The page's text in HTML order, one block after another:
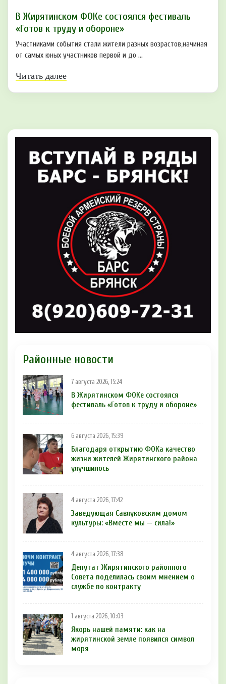
В Жирятинском ФОКе состоялся фестиваль
«Готов к труду и обороне»
Участниками события стали жители разных возрастов,начиная
от самых юных участников первой и до ...
Читать далее
Районные новости
7 августа 2026, 15:24
В Жирятинском ФОКе состоялся
фестиваль «Готов к труду и обороне»
6 августа 2026, 15:39
Благодаря открытию ФОКа качество
жизни жителей Жирятинского района
улучшилось
4 августа 2026, 17:42
Заведующая Савлуковским домом
культуры: «Вместе мы — сила!»
4 августа 2026, 17:38
Депутат Жирятинского районного
Совета поделилась своим мнением о
службе по контракту
1 августа 2026, 10:03
Якорь нашей памяти: как на
жирятинской земле появился символ
моря